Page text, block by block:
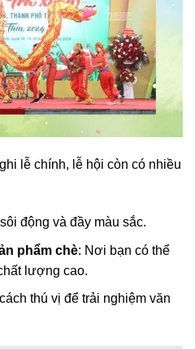
lễ chính, lễ hội còn có nhiều
động và đầy màu sắc.
phẩm chè: Nơi bạn có thể
lượng cao.
thú vị để trải nghiệm văn